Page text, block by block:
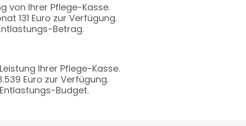
von Ihrer Pflege-Kasse.
131 Euro zur Verfügung.
Betrag.
Ihrer Pflege-Kasse.
Euro zur Verfügung.
Budget.